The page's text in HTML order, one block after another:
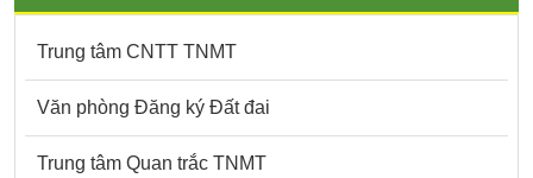
Trung tâm CNTT TNMT
Văn phòng Đăng ký Đất đai
Trung tâm Quan trắc TNMT